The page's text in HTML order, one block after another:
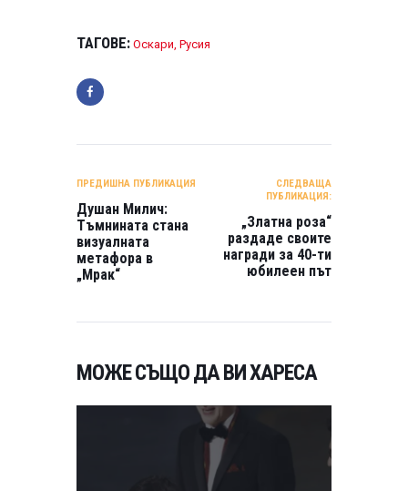
ТАГОВЕ: Оскари, Русия
ПРЕДИШНА ПУБЛИКАЦИЯ
Душан Милич:
Тъмнината стана
визуалната
метафора в
„Мрак“
СЛЕДВАЩА
ПУБЛИКАЦИЯ:
„Златна роза“
раздаде своите
награди за 40-ти
юбилеен път
МОЖЕ СЪЩО ДА ВИ ХАРЕСА